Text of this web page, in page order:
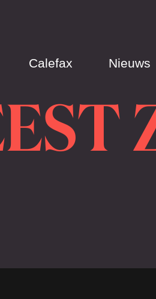
Calefax Nieuws